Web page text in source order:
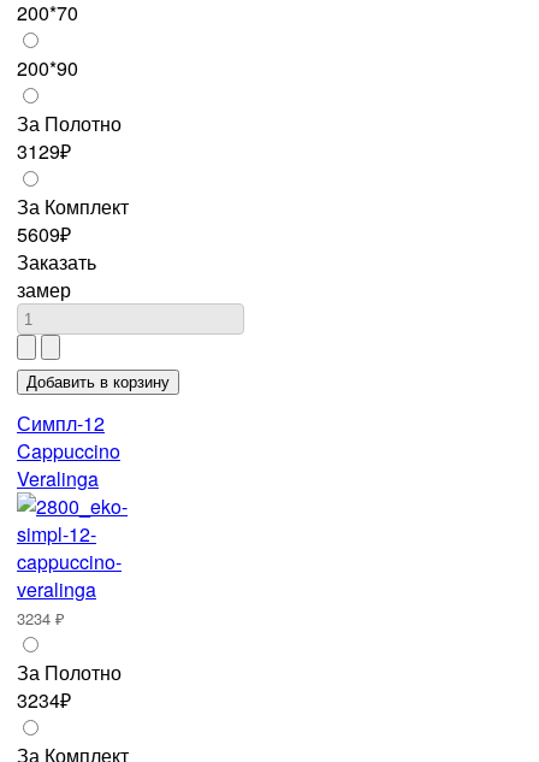
200*70
200*90
За Полотно
3129₽
За Комплект
5609₽
Заказать
замер
Симпл-12
Cappuccino
Veralinga
3234 ₽
За Полотно
3234₽
За Комплект